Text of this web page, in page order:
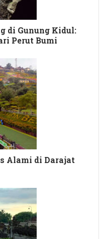
di Gunung Kidul:
Perut Bumi
Alami di Darajat